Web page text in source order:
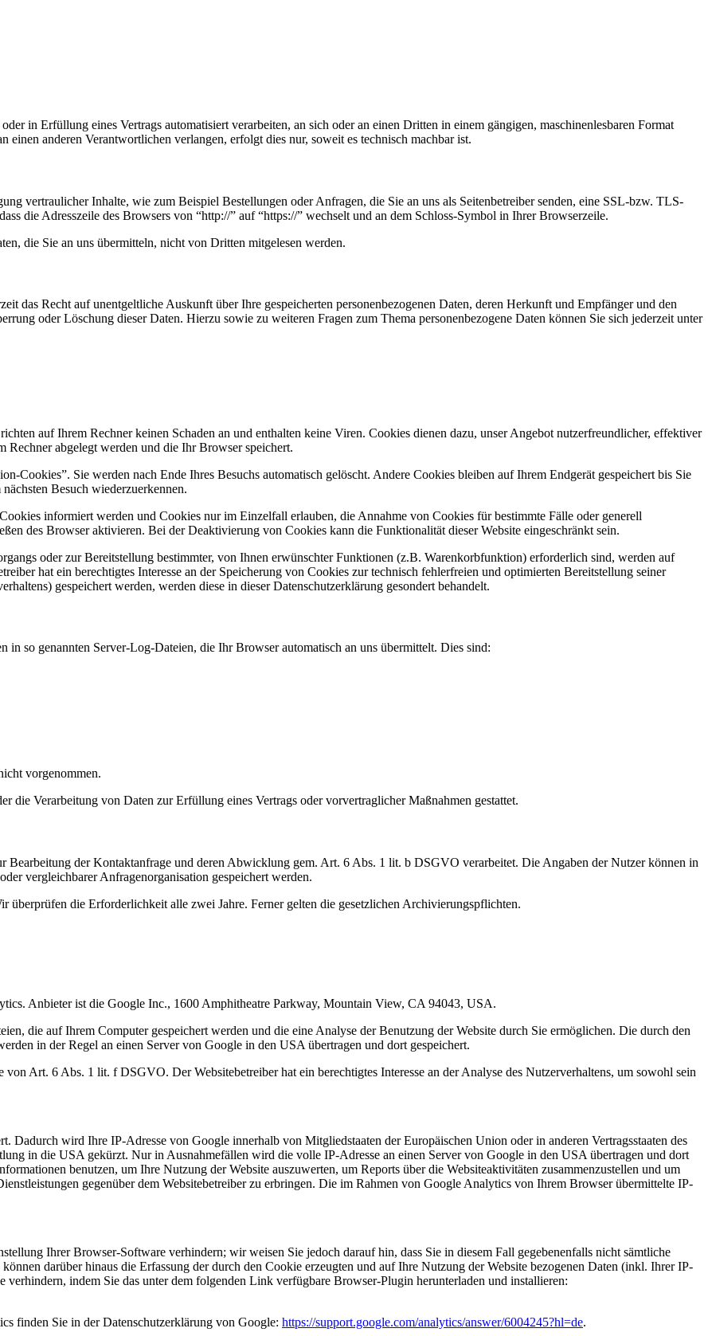
in Erfüllung eines Vertrags automatisiert verarbeiten, an sich oder an einen Dritten in einem gängigen, maschinenlesbaren Format
einen anderen Verantwortlichen verlangen, erfolgt dies nur, soweit es technisch machbar ist.
vertraulicher Inhalte, wie zum Beispiel Bestellungen oder Anfragen, die Sie an uns als Seitenbetreiber senden, eine SSL-bzw. TLS-
die Adresszeile des Browsers von “http://” auf “https://” wechselt und an dem Schloss-Symbol in Ihrer Browserzeile.
die Sie an uns übermitteln, nicht von Dritten mitgelesen werden.
das Recht auf unentgeltliche Auskunft über Ihre gespeicherten personenbezogenen Daten, deren Herkunft und Empfänger und den
oder Löschung dieser Daten. Hierzu sowie zu weiteren Fragen zum Thema personenbezogene Daten können Sie sich jederzeit unter
auf Ihrem Rechner keinen Schaden an und enthalten keine Viren. Cookies dienen dazu, unser Angebot nutzerfreundlicher, effektiver
Rechner abgelegt werden und die Ihr Browser speichert.
Cookies”. Sie werden nach Ende Ihres Besuchs automatisch gelöscht. Andere Cookies bleiben auf Ihrem Endgerät gespeichert bis Sie
Besuch wiederzuerkennen.
informiert werden und Cookies nur im Einzelfall erlauben, die Annahme von Cookies für bestimmte Fälle oder generell
des Browser aktivieren. Bei der Deaktivierung von Cookies kann die Funktionalität dieser Website eingeschränkt sein.
oder zur Bereitstellung bestimmter, von Ihnen erwünschter Funktionen (z.B. Warenkorbfunktion) erforderlich sind, werden auf
hat ein berechtigtes Interesse an der Speicherung von Cookies zur technisch fehlerfreien und optimierten Bereitstellung seiner
gespeichert werden, werden diese in dieser Datenschutzerklärung gesondert behandelt.
in so genannten Server-Log-Dateien, die Ihr Browser automatisch an uns übermittelt. Dies sind:
vorgenommen.
Verarbeitung von Daten zur Erfüllung eines Vertrags oder vorvertraglicher Maßnahmen gestattet.
Bearbeitung der Kontaktanfrage und deren Abwicklung gem. Art. 6 Abs. 1 lit. b DSGVO verarbeitet. Die Angaben der Nutzer können in
vergleichbarer Anfragenorganisation gespeichert werden.
überprüfen die Erforderlichkeit alle zwei Jahre. Ferner gelten die gesetzlichen Archivierungspflichten.
Anbieter ist die Google Inc., 1600 Amphitheatre Parkway, Mountain View, CA 94043, USA.
die auf Ihrem Computer gespeichert werden und die eine Analyse der Benutzung der Website durch Sie ermöglichen. Die durch den
in der Regel an einen Server von Google in den USA übertragen und dort gespeichert.
Art. 6 Abs. 1 lit. f DSGVO. Der Websitebetreiber hat ein berechtigtes Interesse an der Analyse des Nutzerverhaltens, um sowohl sein
Dadurch wird Ihre IP-Adresse von Google innerhalb von Mitgliedstaaten der Europäischen Union oder in anderen Vertragsstaaten des
in die USA gekürzt. Nur in Ausnahmefällen wird die volle IP-Adresse an einen Server von Google in den USA übertragen und dort
benutzen, um Ihre Nutzung der Website auszuwerten, um Reports über die Websiteaktivitäten zusammenzustellen und um
gegenüber dem Websitebetreiber zu erbringen. Die im Rahmen von Google Analytics von Ihrem Browser übermittelte IP-
Ihrer Browser-Software verhindern; wir weisen Sie jedoch darauf hin, dass Sie in diesem Fall gegebenenfalls nicht sämtliche
darüber hinaus die Erfassung der durch den Cookie erzeugten und auf Ihre Nutzung der Website bezogenen Daten (inkl. Ihrer IP-
indem Sie das unter dem folgenden Link verfügbare Browser-Plugin herunterladen und installieren:
finden Sie in der Datenschutzerklärung von Google: https://support.google.com/analytics/answer/6004245?hl=de.